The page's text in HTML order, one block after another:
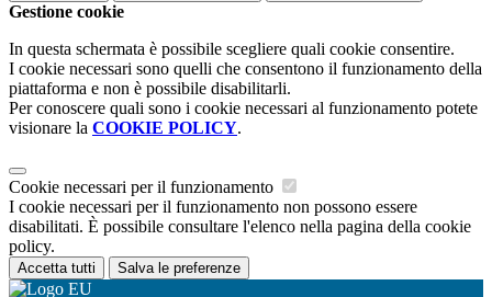
Gestione cookie
In questa schermata è possibile scegliere quali cookie consentire.
I cookie necessari sono quelli che consentono il funzionamento della
piattaforma e non è possibile disabilitarli.
Per conoscere quali sono i cookie necessari al funzionamento potete
visionare la COOKIE POLICY.
Cookie necessari per il funzionamento
I cookie necessari per il funzionamento non possono essere
disabilitati. È possibile consultare l'elenco nella pagina della cookie
policy.
Accetta tutti Salva le preferenze